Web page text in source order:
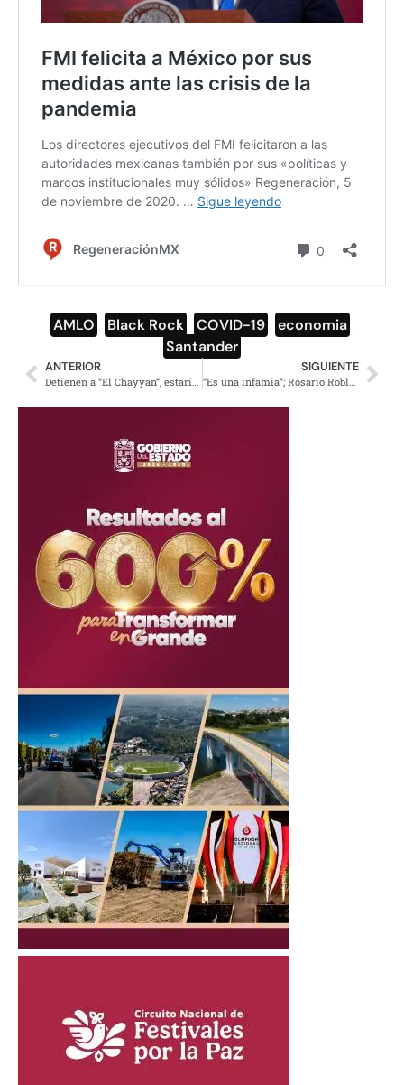
AMLO Black Rock COVID-19 economia
Santander
ANTERIOR
Detienen a “El Chayyan”, estaría relacionado con asesinato de los niños descuartizados
SIGUIENTE
“Es una infamia”; Rosario Robles sobre nueva orden de aprehensión